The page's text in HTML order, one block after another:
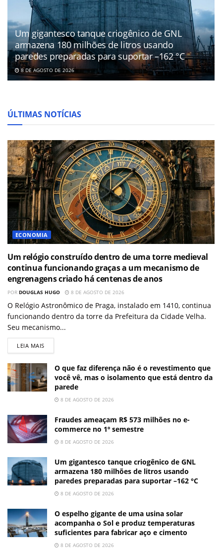
Um gigantesco tanque criogênico de GNL
armazena 180 milhões de litros usando
paredes preparadas para suportar –162 °C
8 DE AGOSTO DE 2026
ÚLTIMAS NOTÍCIAS
ECONOMIA
Um relógio construído dentro de uma torre medieval
continua funcionando graças a um mecanismo de
engrenagens criado há centenas de anos
POR DOUGLAS HUGO 8 DE AGOSTO DE 2026
O Relógio Astronômico de Praga, instalado em 1410, continua
funcionando dentro da torre da Prefeitura da Cidade Velha.
Seu mecanismo...
LEIA MAIS
O que faz diferença não é o revestimento que
você vê, mas o isolamento que está dentro da
parede
8 DE AGOSTO DE 2026
Fraudes ameaçam R$ 573 milhões no e-
commerce no 1º semestre
8 DE AGOSTO DE 2026
Um gigantesco tanque criogênico de GNL
armazena 180 milhões de litros usando
paredes preparadas para suportar –162 °C
8 DE AGOSTO DE 2026
O espelho gigante de uma usina solar
acompanha o Sol e produz temperaturas
suficientes para fabricar aço e cimento
8 DE AGOSTO DE 2026